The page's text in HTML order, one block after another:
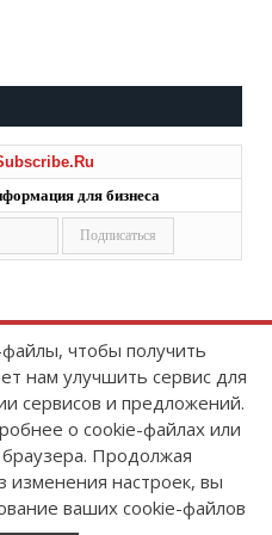
для бизнеса
2026FinanceTimes
в Роскомнадзоре
о регистрации СМИ:
86300 от 10 ноября 2023 г
чтобы получить
нам улучшить сервис для
сервисов и предложений.
о cookie-файлах или
Продолжая
изменения настроек, вы
ваших cookie-файлов